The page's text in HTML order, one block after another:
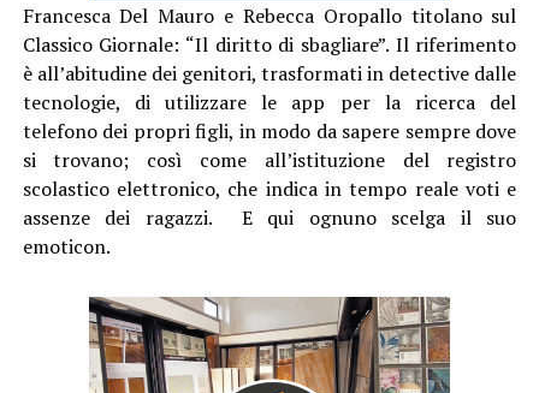
Francesca Del Mauro e Rebecca Oropallo titolano sul
Classico Giornale: “Il diritto di sbagliare”. Il riferimento
è all’abitudine dei genitori, trasformati in detective dalle
tecnologie, di utilizzare le app per la ricerca del
telefono dei propri figli, in modo da sapere sempre dove
si trovano; così come all’istituzione del registro
scolastico elettronico, che indica in tempo reale voti e
assenze dei ragazzi. E qui ognuno scelga il suo
emoticon.